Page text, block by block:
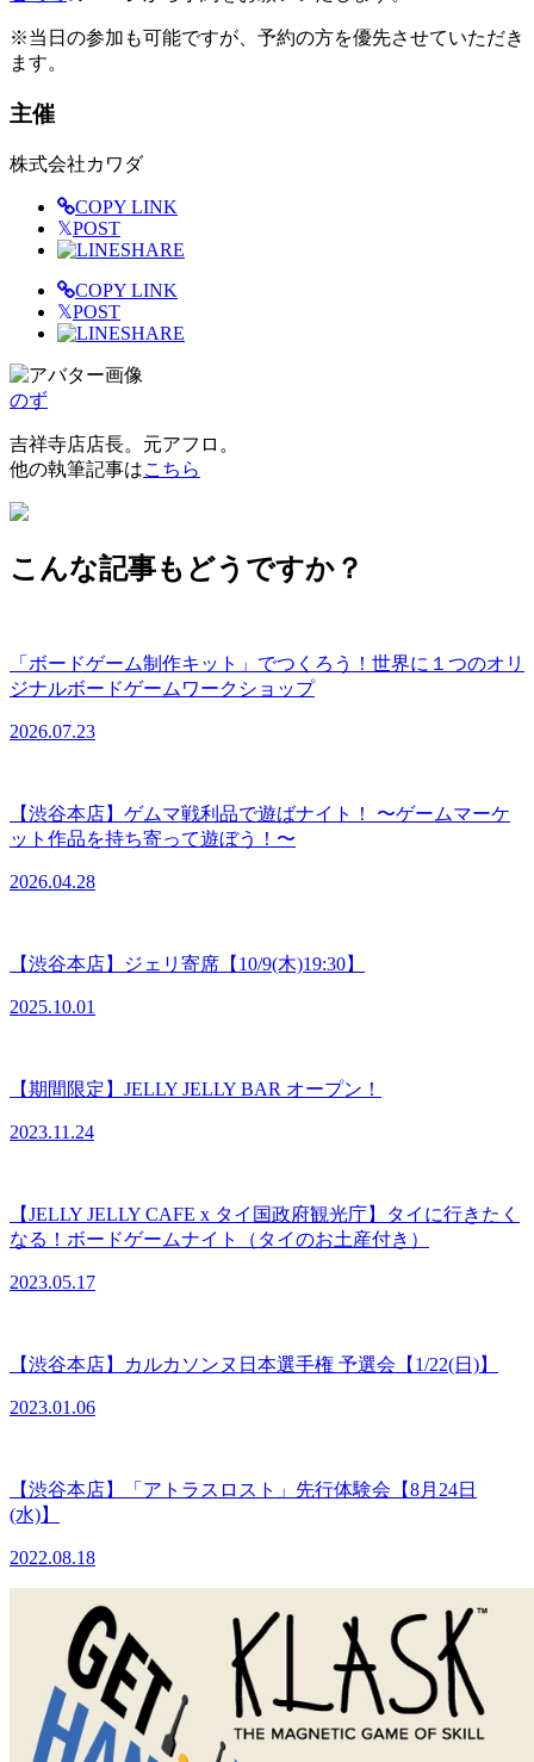
※当日の参加も可能ですが、予約の方を優先させていただき
ます。
主催
株式会社カワダ
COPY LINK
𝕏POST
SHARE
COPY LINK
𝕏POST
SHARE
のず
吉祥寺店店長。元アフロ。
他の執筆記事はこちら
こんな記事もどうですか？
「ボードゲーム制作キット」でつくろう！世界に１つのオリ
ジナルボードゲームワークショップ
2026.07.23
【渋谷本店】ゲムマ戦利品で遊ばナイト！ 〜ゲームマーケ
ット作品を持ち寄って遊ぼう！〜
2026.04.28
【渋谷本店】ジェリ寄席【10/9(木)19:30】
2025.10.01
【期間限定】JELLY JELLY BAR オープン！
2023.11.24
【JELLY JELLY CAFE x タイ国政府観光庁】タイに行きたく
なる！ボードゲームナイト（タイのお土産付き）
2023.05.17
【渋谷本店】カルカソンヌ日本選手権 予選会【1/22(日)】
2023.01.06
【渋谷本店】「アトラスロスト」先行体験会【8月24日
(水)】
2022.08.18